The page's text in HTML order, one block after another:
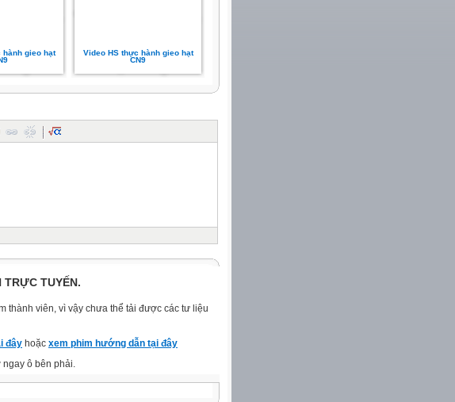
hành gieo hạt
Video HS thực hành gieo hạt
CN9
TUYẾN.
thành viên, vì vậy chưa thể tải được các tư liệu
đây hoặc xem phim hướng dẫn tại đây
ngay ô bên phải.